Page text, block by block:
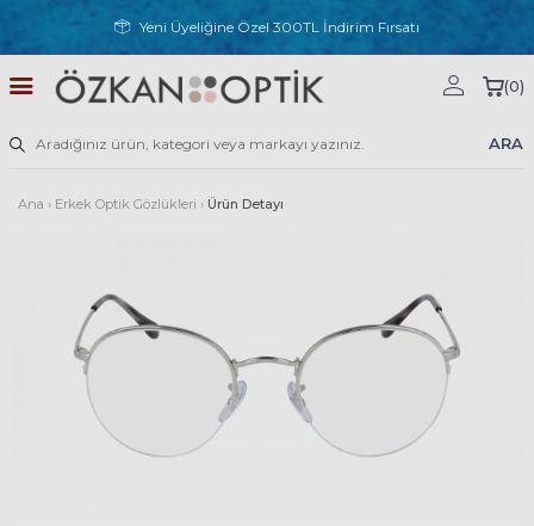
Yeni Üyeliğine Özel 300TL İndirim Fırsatı
ARA
(0)
Ana › Erkek Optik Gözlükleri › Ürün Detayı